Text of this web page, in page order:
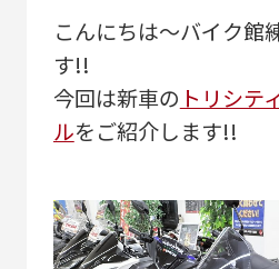
こんにちは～バイク館
す!!
今回は新車の トリシテ
ルをご紹介します!!